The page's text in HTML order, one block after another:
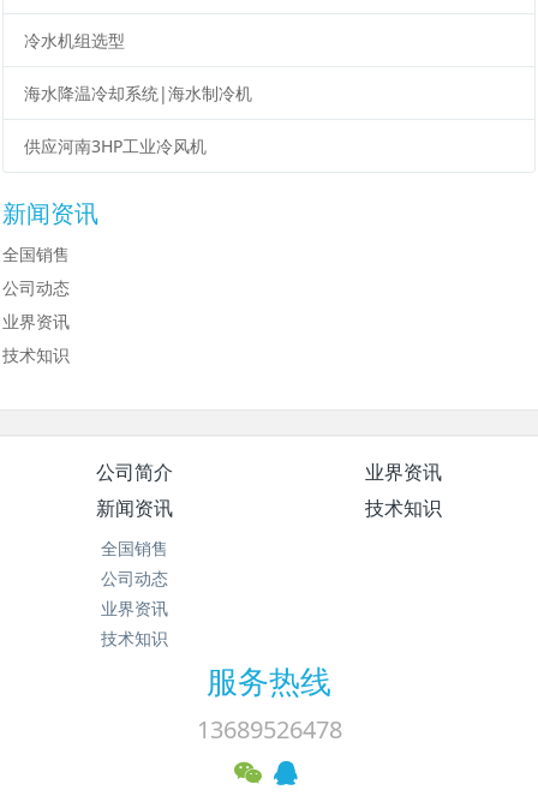
冷水机组选型
海水降温冷却系统|海水制冷机
供应河南3HP工业冷风机
新闻资讯
全国销售
公司动态
业界资讯
技术知识
公司简介
业界资讯
新闻资讯
全国销售
公司动态
业界资讯
技术知识
技术知识
服务热线
13689526478